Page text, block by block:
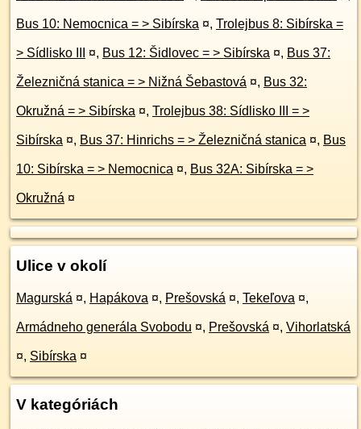
Bus 10: Nemocnica = > Sibírska ¤, Trolejbus 8: Sibírska =
> Sídlisko III ¤, Bus 12: Šidlovec = > Sibírska ¤, Bus 37:
Železničná stanica = > Nižná Šebastová ¤, Bus 32:
Okružná = > Sibírska ¤, Trolejbus 38: Sídlisko III = >
Sibírska ¤, Bus 37: Hinrichs = > Železničná stanica ¤, Bus
10: Sibírska = > Nemocnica ¤, Bus 32A: Sibírska = >
Okružná ¤
Ulice v okolí
Magurská ¤, Hapákova ¤, Prešovská ¤, Tekeľova ¤,
Armádneho generála Svobodu ¤, Prešovská ¤, Vihorlatská
¤, Sibírska ¤
V kategóriách